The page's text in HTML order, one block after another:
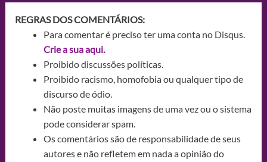
REGRAS DOS COMENTÁRIOS:
Para comentar é preciso ter uma conta no Disqus.
Crie a sua aqui.
Proibido discussões políticas.
Proibido racismo, homofobia ou qualquer tipo de
discurso de ódio.
Não poste muitas imagens de uma vez ou o sistema
pode considerar spam.
Os comentários são de responsabilidade de seus
autores e não refletem em nada a opinião do